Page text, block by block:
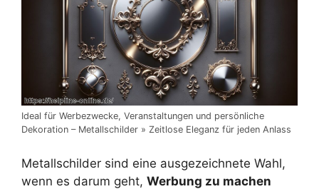
Ideal für Werbezwecke, Veranstaltungen und persönliche
Dekoration – Metallschilder » Zeitlose Eleganz für jeden Anlass
Metallschilder sind eine ausgezeichnete Wahl,
wenn es darum geht, Werbung zu machen